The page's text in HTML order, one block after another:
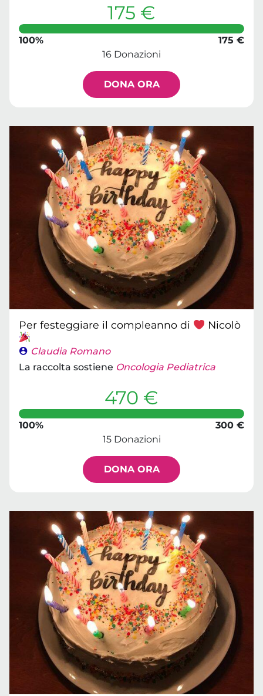
175 €
100%
175 €
16 Donazioni
DONA ORA
Per festeggiare il compleanno di Nicolò
Claudia Romano
La raccolta sostiene Oncologia Pediatrica
470 €
100%
300 €
15 Donazioni
DONA ORA